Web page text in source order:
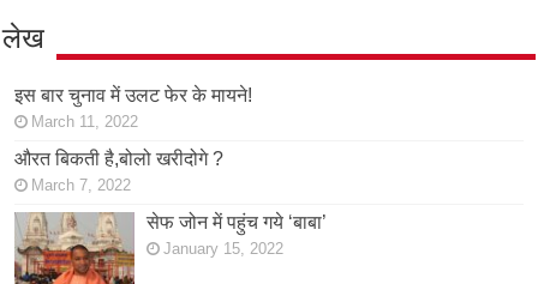
लेख
इस बार चुनाव में उलट फेर के मायने!
March 11, 2022
औरत बिकती है,बोलो खरीदोगे ?
March 7, 2022
सेफ जोन में पहुंच गये ‘बाबा’
January 15, 2022